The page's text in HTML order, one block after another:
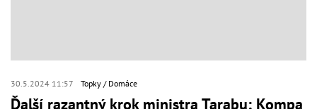
30.5.2024 11:57 Topky Domáce
Ďalší razantný krok ministra Tarabu: Kompa